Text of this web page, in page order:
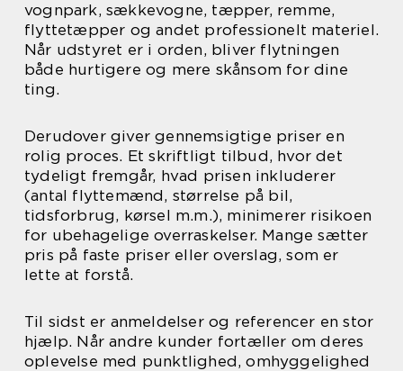
vognpark, sækkevogne, tæpper, remme,
flyttetæpper og andet professionelt materiel.
Når udstyret er i orden, bliver flytningen
både hurtigere og mere skånsom for dine
ting.
Derudover giver gennemsigtige priser en
rolig proces. Et skriftligt tilbud, hvor det
tydeligt fremgår, hvad prisen inkluderer
(antal flyttemænd, størrelse på bil,
tidsforbrug, kørsel m.m.), minimerer risikoen
for ubehagelige overraskelser. Mange sætter
pris på faste priser eller overslag, som er
lette at forstå.
Til sidst er anmeldelser og referencer en stor
hjælp. Når andre kunder fortæller om deres
oplevelse med punktlighed, omhyggelighed